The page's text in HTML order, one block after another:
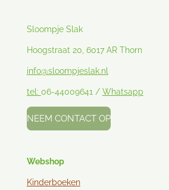
Sloompje Slak
Hoogstraat 20, 6017 AR Thorn
info@sloompjeslak.nl
tel: 06-44009641 / Whatsapp
NEEM CONTACT OP
Webshop
Kinderboeken